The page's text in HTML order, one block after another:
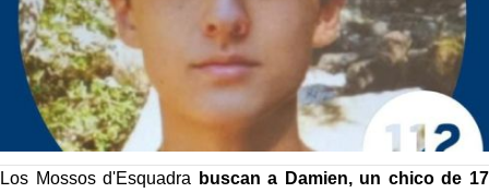
Los Mossos d'Esquadra
buscan a Damien, un chico de 17